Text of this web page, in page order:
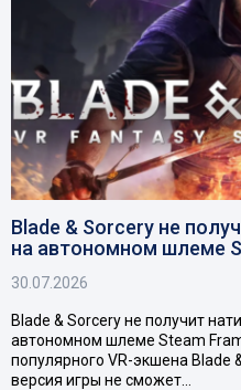
Blade & Sorcery не
на автономном шлеме
30.07.2026
Blade & Sorcery не получит
автономном шлеме Steam
популярного VR-экшена Blade
версия игры не сможет…